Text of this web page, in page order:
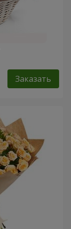
Заказать